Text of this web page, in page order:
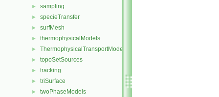
► sampling
► specieTransfer
► surfMesh
► thermophysicalModels
► ThermophysicalTransportModels
► topoSetSources
► tracking
► triSurface
► twoPhaseModels